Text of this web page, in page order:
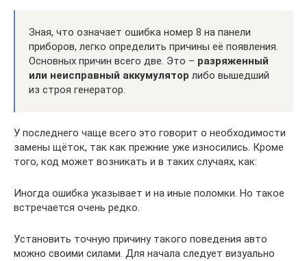
Зная, что означает ошибка номер 8 на панели
приборов, легко определить причины её появления.
Основных причин всего две. Это – разряженный
или неисправный аккумулятор либо вышедший
из строя генератор.
У последнего чаще всего это говорит о необходимости
замены щёток, так как прежние уже износились. Кроме
того, код может возникать и в таких случаях, как:
Иногда ошибка указывает и на иные поломки. Но такое
встречается очень редко.
Установить точную причину такого поведения авто
можно своими силами. Для начала следует визуально